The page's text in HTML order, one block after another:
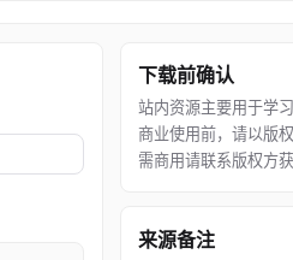
下载前确认
站内资源主要用于学
商业使用前，请以版
需商用请联系版权方获
来源备注